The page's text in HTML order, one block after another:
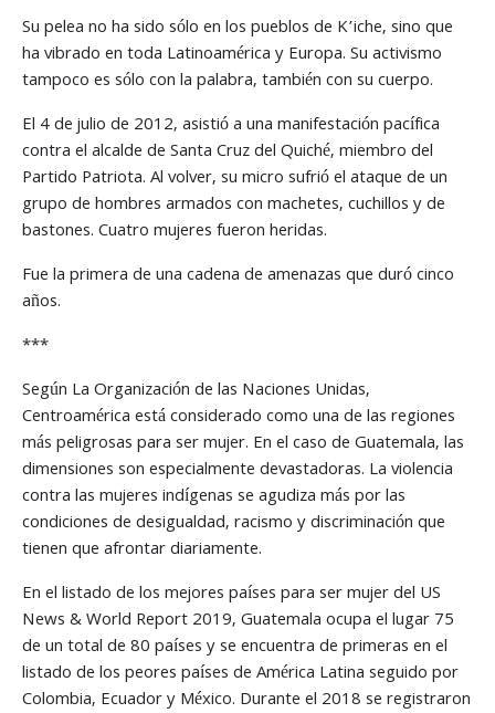
Su pelea no ha sido sólo en los pueblos de K’iche, sino que
ha vibrado en toda Latinoamérica y Europa. Su activismo
tampoco es sólo con la palabra, también con su cuerpo.
El 4 de julio de 2012, asistió a una manifestación pacífica
contra el alcalde de Santa Cruz del Quiché, miembro del
Partido Patriota. Al volver, su micro sufrió el ataque de un
grupo de hombres armados con machetes, cuchillos y de
bastones. Cuatro mujeres fueron heridas.
Fue la primera de una cadena de amenazas que duró cinco
años.
***
Según La Organización de las Naciones Unidas,
Centroamérica está considerado como una de las regiones
más peligrosas para ser mujer. En el caso de Guatemala, las
dimensiones son especialmente devastadoras. La violencia
contra las mujeres indígenas se agudiza más por las
condiciones de desigualdad, racismo y discriminación que
tienen que afrontar diariamente.
En el listado de los mejores países para ser mujer del US
News & World Report 2019, Guatemala ocupa el lugar 75
de un total de 80 países y se encuentra de primeras en el
listado de los peores países de América Latina seguido por
Colombia, Ecuador y México. Durante el 2018 se registraron